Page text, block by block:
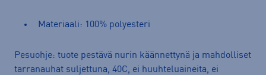
Materiaali: 100% polyesteri
Pesuohje: tuote pestävä nurin käännettynä ja mahdolliset
tarranauhat suljettuna, 40C, ei huuhteluaineita, ei